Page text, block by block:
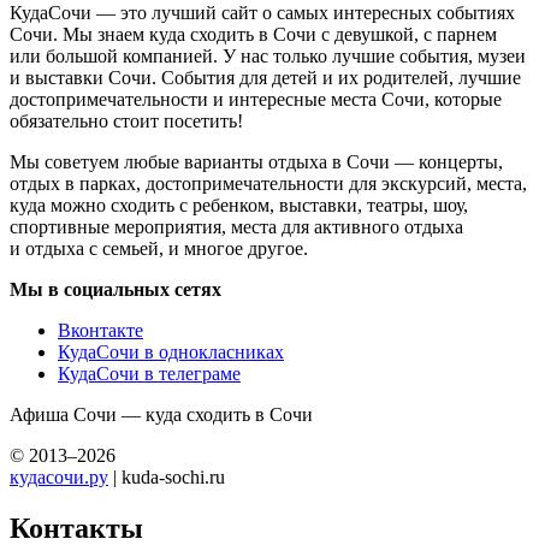
КудаСочи — это лучший сайт о самых интересных событиях
Сочи. Мы знаем куда сходить в Сочи с девушкой, с парнем
или большой компанией. У нас только лучшие события, музеи
и выставки Сочи. События для детей и их родителей, лучшие
достопримечательности и интересные места Сочи, которые
обязательно стоит посетить!
Мы советуем любые варианты отдыха в Сочи — концерты,
отдых в парках, достопримечательности для экскурсий, места,
куда можно сходить с ребенком, выставки, театры, шоу,
спортивные мероприятия, места для активного отдыха
и отдыха с семьей, и многое другое.
Мы в социальных сетях
Вконтакте
КудаСочи в однокласниках
КудаСочи в телеграме
Афиша Сочи — куда сходить в Сочи
© 2013–2026
кудасочи.ру | kuda-sochi.ru
Контакты